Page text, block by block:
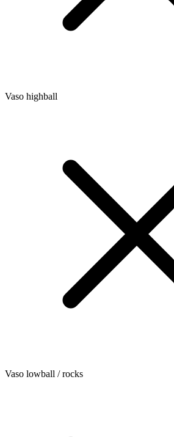
Vaso highball
Vaso lowball / rocks